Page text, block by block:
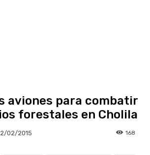
aviones para combatir
forestales en Cholila
02/2015 168